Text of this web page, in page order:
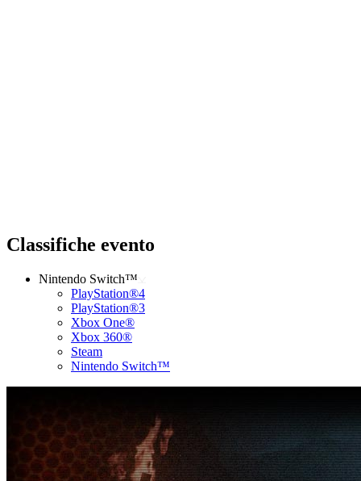
Classifiche evento
Nintendo Switch™
PlayStation®4
PlayStation®3
Xbox One®
Xbox 360®
Steam
Nintendo Switch™